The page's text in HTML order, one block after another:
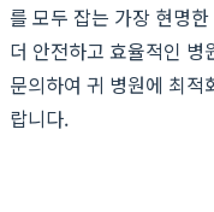
를 모두 잡는 가장 현명
더 안전하고 효율적인 병
문의하여 귀 병원에 최
랍니다.